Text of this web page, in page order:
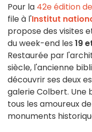
Pour la 42e édition
file à l'Institut
propose des visites
du week-end les 19
Restaurée par
siècle, l'ancienne
découvrir ses deux
galerie Colbert. Une
tous les amoureux
monuments